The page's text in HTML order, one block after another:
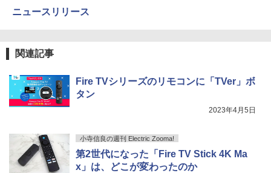
ニュースリリース
関連記事
Fire TVシリーズのリモコンに「TVer」ボ
タン
2023年4月5日
小寺信良の週刊 Electric Zooma!
第2世代になった「Fire TV Stick 4K Ma
x」は、どこが変わったのか